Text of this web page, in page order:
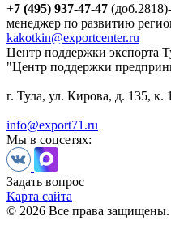
+7 (495) 937-47-47
менеджер по развитию
kakotkin@exportcenter.ru
Центр поддержки экспорта
"Центр поддержки
г. Тула, ул. Кирова, д. 135, к.
info@export71.ru
Мы в соцсетях:
Задать вопрос
Карта сайта
© 2026 Все права защищены.